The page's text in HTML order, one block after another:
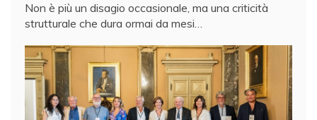
Non è più un disagio occasionale, ma una criticità
strutturale che dura ormai da mesi…